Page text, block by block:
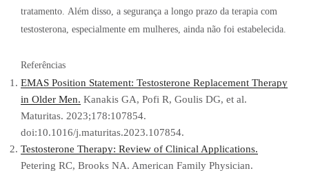
tratamento. Além disso, a segurança a longo prazo da terapia com
testosterona, especialmente em mulheres, ainda não foi estabelecida.
Referências
EMAS Position Statement: Testosterone Replacement Therapy
in Older Men. Kanakis GA, Pofi R, Goulis DG, et al.
Maturitas. 2023;178:107854.
doi:10.1016/j.maturitas.2023.107854.
Testosterone Therapy: Review of Clinical Applications.
Petering RC, Brooks NA. American Family Physician.